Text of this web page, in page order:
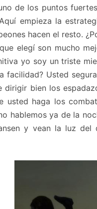
de los puntos
empieza la
hacen el resto.
elegí son mucho
yo soy un triste
facilidad? Usted
dirigir bien los
usted haga los
hablemos ya de la
y vean la luz del